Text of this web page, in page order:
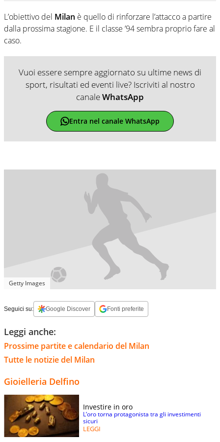
L’obiettivo del Milan è quello di rinforzare l’attacco a partire
dalla prossima stagione. E il classe ’94 sembra proprio fare al
caso.
Vuoi essere sempre aggiornato su ultime news di
sport, risultati ed eventi live? Iscriviti al nostro
canaleWhatsApp
Entra nel canale WhatsApp
Getty Images
Seguici su: Google Discover Fonti preferite
Leggi anche:
Prossime partite e calendario del Milan
Tutte le notizie del Milan
Gioielleria Delfino
Investire in oro
L’oro torna protagonista tra gli investimenti
sicuri
LEGGI